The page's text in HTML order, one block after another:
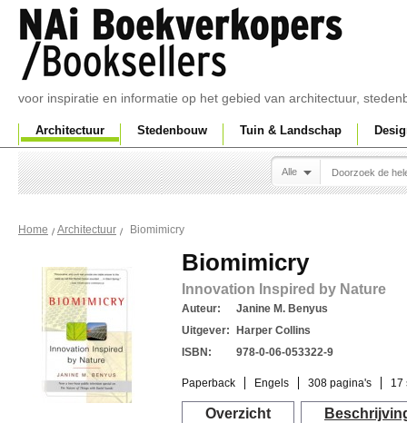
voor inspiratie en informatie op het gebied van architectuur,
Architectuur Stedenbouw Tuin & Landschap
Alle
Home Architectuur Biomimicry
Biomimicry
Innovation Inspired by Nature
Auteur:
Janine M. Benyus
Uitgever:
Harper Collins
ISBN:
978-0-06-053322-9
Paperback Engels 308 pagina's 17
Overzicht